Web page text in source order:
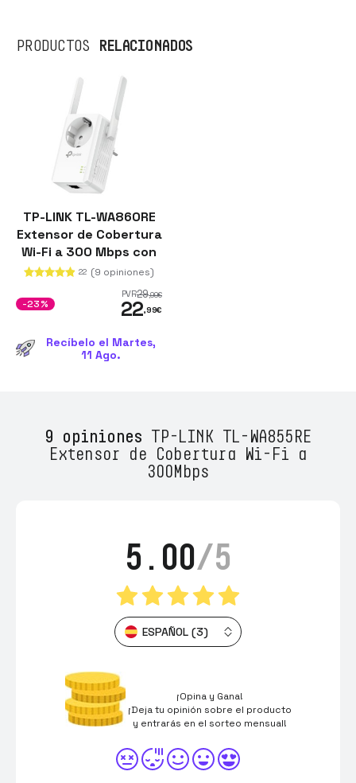
PRODUCTOS RELACIONADOS
TP-LINK TL-WA860RE
Extensor de Cobertura
Wi-Fi a 300 Mbps con
Enchufe Incorporado
22 (9 opiniones)
PVR29,99€
22,99€
-23%
Recíbelo el Martes,
11 Ago.
9 opiniones TP-LINK TL-WA855RE
Extensor de Cobertura Wi-Fi a
300Mbps
5.00/5
ESPAÑOL (3)
¡Opina y Gana!
¡Deja tu opinión sobre el producto
y entrarás en el sorteo mensual!